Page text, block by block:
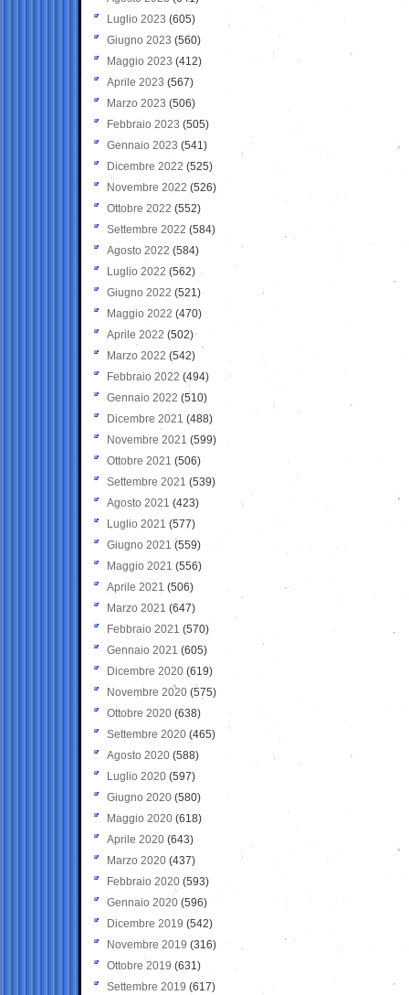
Luglio 2023 (605)
Giugno 2023 (560)
Maggio 2023 (412)
Aprile 2023 (567)
Marzo 2023 (506)
Febbraio 2023 (505)
Gennaio 2023 (541)
Dicembre 2022 (525)
Novembre 2022 (526)
Ottobre 2022 (552)
Settembre 2022 (584)
Agosto 2022 (584)
Luglio 2022 (562)
Giugno 2022 (521)
Maggio 2022 (470)
Aprile 2022 (502)
Marzo 2022 (542)
Febbraio 2022 (494)
Gennaio 2022 (510)
Dicembre 2021 (488)
Novembre 2021 (599)
Ottobre 2021 (506)
Settembre 2021 (539)
Agosto 2021 (423)
Luglio 2021 (577)
Giugno 2021(559)
Maggio 2021 (556)
Aprile 2021 (506)
Marzo 2021 (647)
Febbraio 2021 (570)
Gennaio 2021 (605)
Dicembre 2020 (619)
Novembre 2020 (575)
Ottobre 2020 (638)
Settembre 2020(465)
Agosto 2020 (588)
Luglio 2020 (597)
Giugno 2020 (580)
Maggio 2020 (618)
Aprile 2020 (643)
Marzo 2020 (437)
Febbraio 2020 (593)
Gennaio 2020 (596)
Dicembre 2019 (542)
Novembre 2019 (316)
Ottobre 2019 (631)
Settembre 2019 (617)